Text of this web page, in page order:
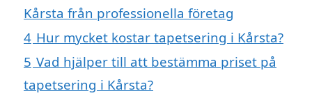
Kårsta från professionella företag
4 Hur mycket kostar tapetsering i Kårsta?
5 Vad hjälper till att bestämma priset på
tapetsering i Kårsta?